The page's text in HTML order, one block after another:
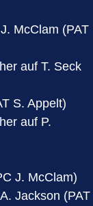
McClam (PAT
auf T. Seck
S. Appelt)
auf P.
J. McClam)
Jackson (PAT